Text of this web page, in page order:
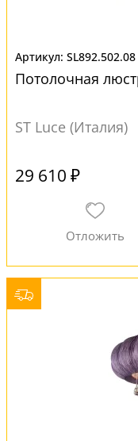
SL892.502.08
Потолочная
ST Luce (Италия)
29 610 ₽